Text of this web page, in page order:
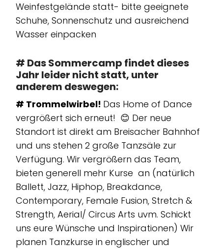
Weinfestgelände statt- bitte geeignete
Schuhe, Sonnenschutz und ausreichend
Wasser einpacken
# DasSommercamp findet dieses
Jahr leider nicht statt, unter
anderem deswegen:
# Trommelwirbel! Das Home of Dance
vergrößert sich erneut! 😊 Der neue
Standort ist direkt am Breisacher Bahnhof
und uns stehen 2 große Tanzsäle zur
Verfügung. Wir vergrößern das Team,
bieten generell mehr Kurse an (natürlich
Ballett, Jazz, Hiphop, Breakdance,
Contemporary, Female Fusion, Stretch &
Strength, Aerial/ Circus Arts uvm. Schickt
uns eure Wünsche und Inspirationen) Wir
planen Tanzkurse in englischer und